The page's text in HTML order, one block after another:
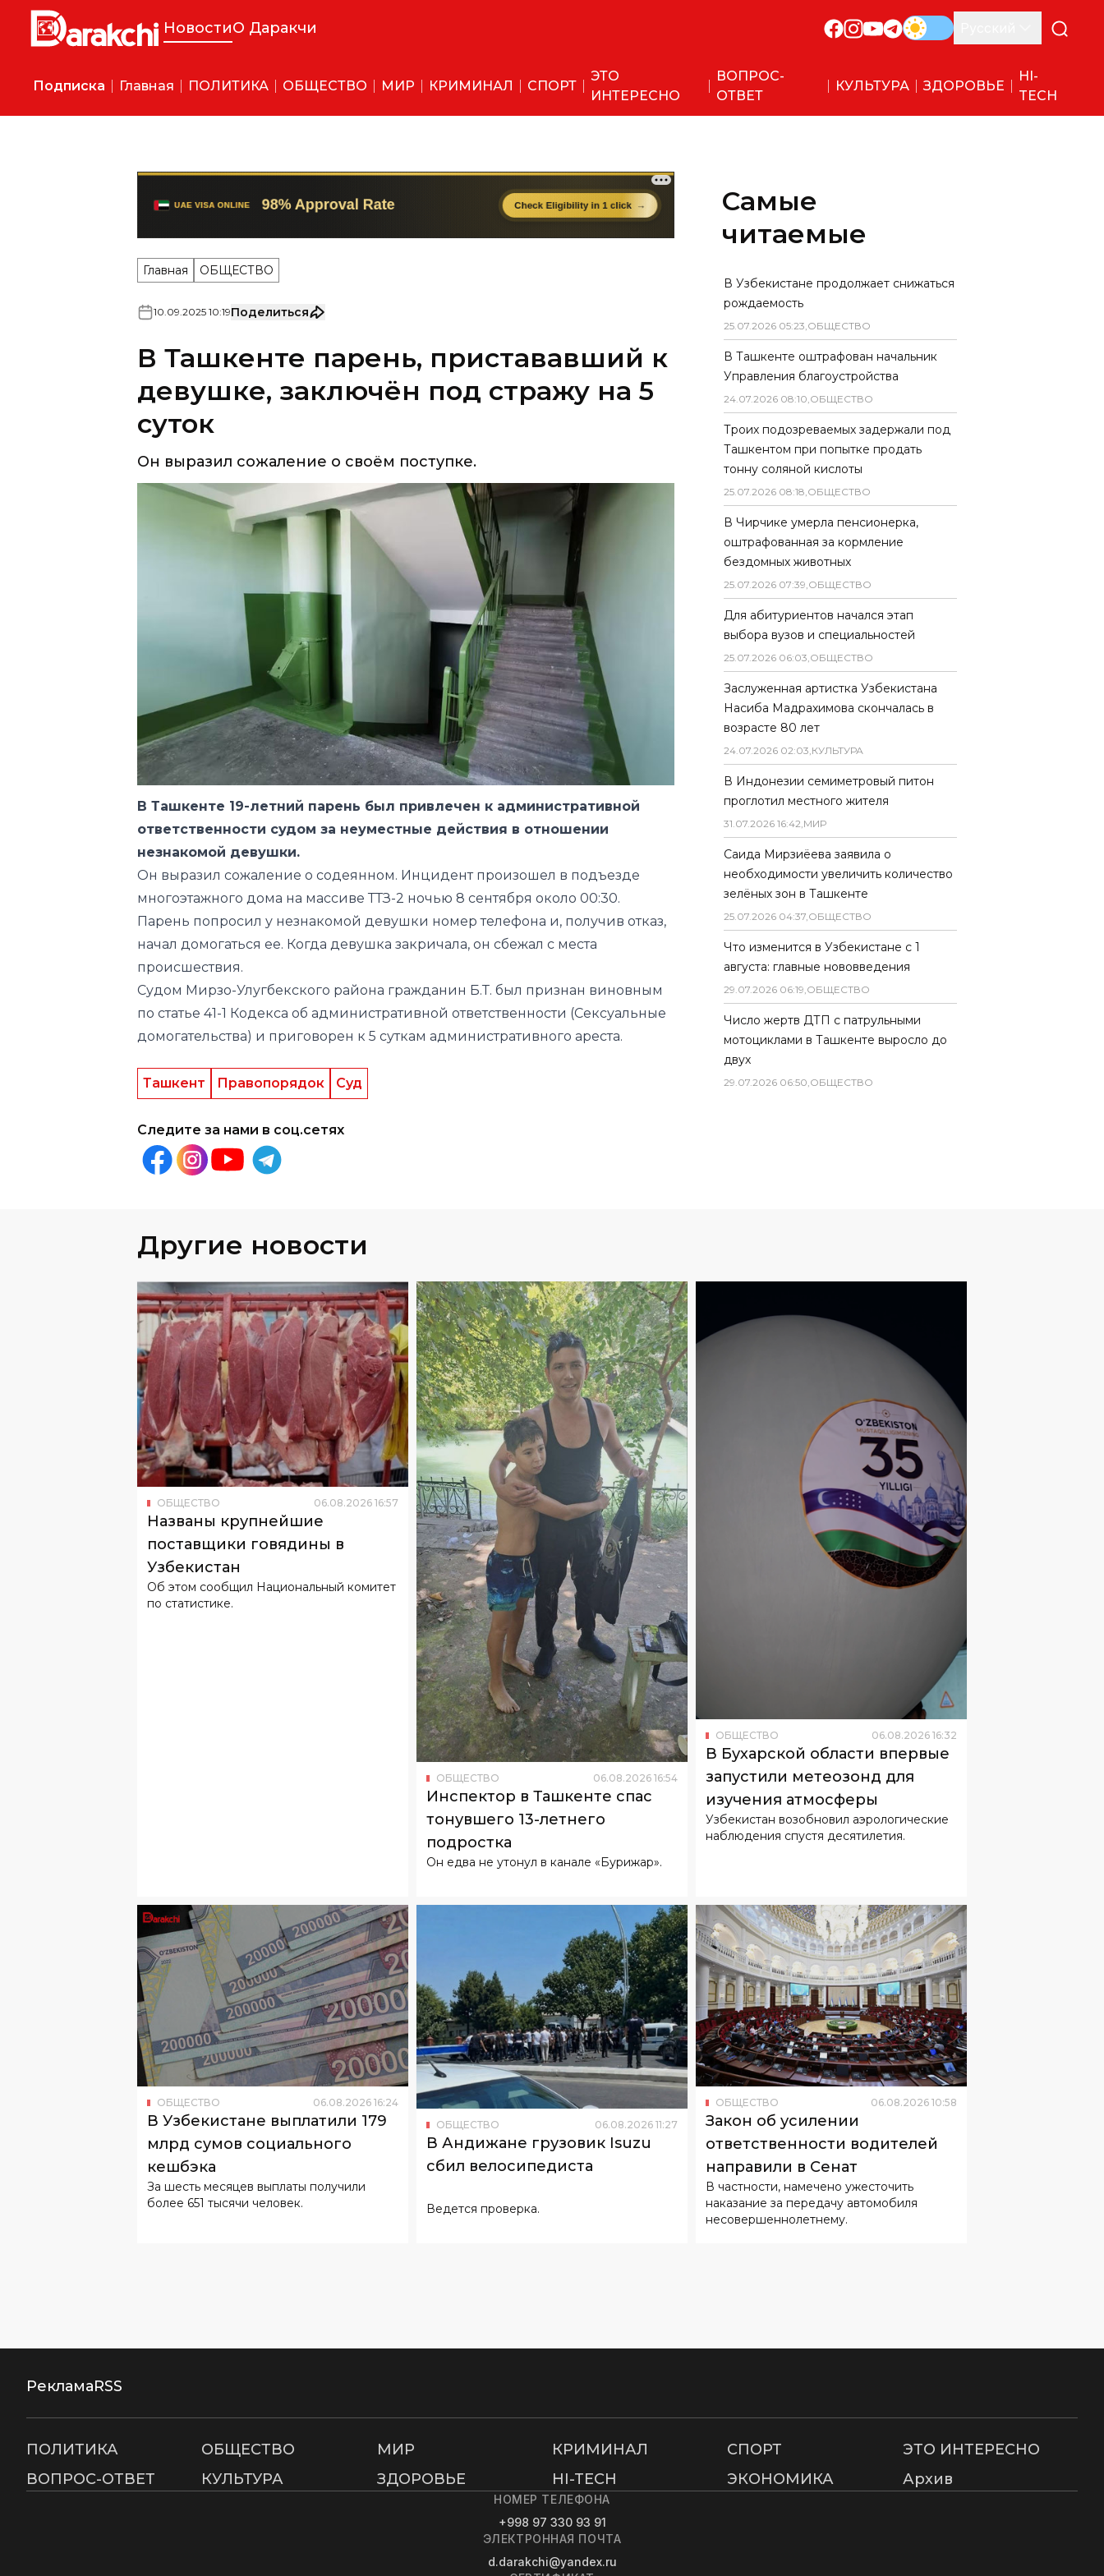
НовостиО Даракчи
Подписка Главная ПОЛИТИКА ОБЩЕСТВО МИР КРИМИНАЛ СПОРТ
ЭТО
ИНТЕРЕСНО
ВОПРОС-
ОТВЕТ
КУЛЬТУРА ЗДОРОВЬЕ
HI-
TECH
Главная ОБЩЕСТВО
В Ташкенте парень, пристававший к
девушке, заключён под стражу на 5
суток
Он выразил сожаление о своём поступке.
В Ташкенте 19-летний парень был привлечен к административной
ответственности судом за неуместные действия в отношении
незнакомой девушки.
Он выразил сожаление о содеянном. Инцидент произошел в подъезде
многоэтажного дома на массиве ТТЗ-2 ночью 8 сентября около 00:30.
Парень попросил у незнакомой девушки номер телефона и, получив отказ,
начал домогаться ее. Когда девушка закричала, он сбежал с места
происшествия.
Судом Мирзо-Улугбекского района гражданин Б.Т. был признан виновным
по статье 41-1 Кодекса об административной ответственности (Сексуальные
домогательства) и приговорен к 5 суткам административного ареста.
Ташкент Правопорядок Суд
Самые
читаемые
В Узбекистане продолжает снижаться
рождаемость
25.07.2026 05:23,ОБЩЕСТВО
В Ташкенте оштрафован начальник
Управления благоустройства
24.07.2026 08:10,ОБЩЕСТВО
Троих подозреваемых задержали под
Ташкентом при попытке продать
тонну соляной кислоты
25.07.2026 08:18,ОБЩЕСТВО
В Чирчике умерла пенсионерка,
оштрафованная за кормление
бездомных животных
25.07.2026 07:39,ОБЩЕСТВО
Для абитуриентов начался этап
выбора вузов и специальностей
25.07.2026 06:03,ОБЩЕСТВО
Заслуженная артистка Узбекистана
Насиба Мадрахимова скончалась в
возрасте 80 лет
24.07.2026 02:03,КУЛЬТУРА
В Индонезии семиметровый питон
проглотил местного жителя
31.07.2026 16:42,МИР
Саида Мирзиёева заявила о
необходимости увеличить количество
зелёных зон в Ташкенте
25.07.2026 04:37,ОБЩЕСТВО
Что изменится в Узбекистане с 1
августа: главные нововведения
29.07.2026 06:19,ОБЩЕСТВО
Число жертв ДТП с патрульными
мотоциклами в Ташкенте выросло до
двух
29.07.2026 06:50,ОБЩЕСТВО
Другие новости
ОБЩЕСТВО 06.08.2026 16 : 57
Названы крупнейшие
поставщики говядины в
Узбекистан
Об этом сообщил Национальный комитет
ОБЩЕСТВО 06. 08 .2026 16: 54
Инспектор в Ташкенте спас
тонувшего 13-летнего
подростка
Он едва не утонул в канале «Бурижар».
32
В Бухарской области впервые
запустили метеозонд для
изучения атмосферы
Узбекистан возобновил аэрологические
ОБЩЕСТВО 06.08.2026 16:24
В Узбекистане выплатили 179
млрд сумов социального
кешбэка
За шесть месяцев выплаты получили
ОБЩЕСТВО 06. 08.2026 11:27
В Андижане грузовик Isuzu
сбил велосипедиста
Ведется проверка.
ОБЩЕСТВО 06.08.2026 10:58
Закон об усилении
ответственности водителей
направили в Сенат
В частности, намечено ужесточить
несовершеннолетнему.
РекламаRSS
ПОЛИТИКА ОБЩЕСТВО МИР КРИМИНАЛ СПОРТ
ЭТО ИНТЕРЕСНО
ВОПРОС-ОТВЕТ
КУЛЬТУРА ЗДОРОВЬЕ HI-TECH ЭКОНОМИКА Архив
НОМЕР ТЕЛЕФОНА
+998 97 330 93 91
ЭЛЕКТРОННАЯ ПОЧТА
d.darakchi@yandex.ru